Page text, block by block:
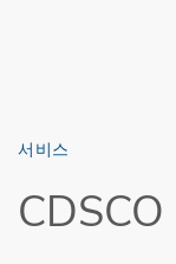
서비스